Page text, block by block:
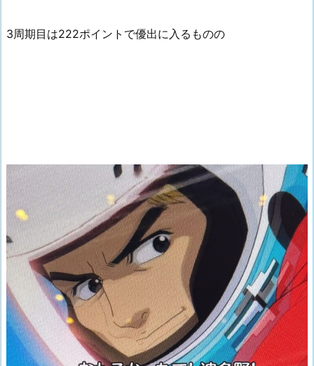
3周期目は222ポイントで優出に入るものの